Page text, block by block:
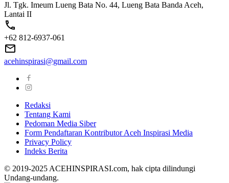
Jl. Tgk. Imeum Lueng Bata No. 44, Lueng Bata Banda Aceh,
Lantai II
+62 812-6937-061
acehinspirasi@gmail.com
Redaksi
Tentang Kami
Pedoman Media Siber
Form Pendaftaran Kontributor Aceh Inspirasi Media
Privacy Policy
Indeks Berita
© 2019-2025 ACEHINSPIRASI.com, hak cipta dilindungi
Undang-undang.